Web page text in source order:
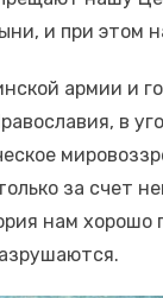
и при этом
армии и
в
за счет
нам хорошо